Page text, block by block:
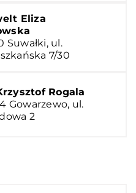
Eliza
Suwałki, ul.
7/30
Rogala
Gowarzewo, ul.
2